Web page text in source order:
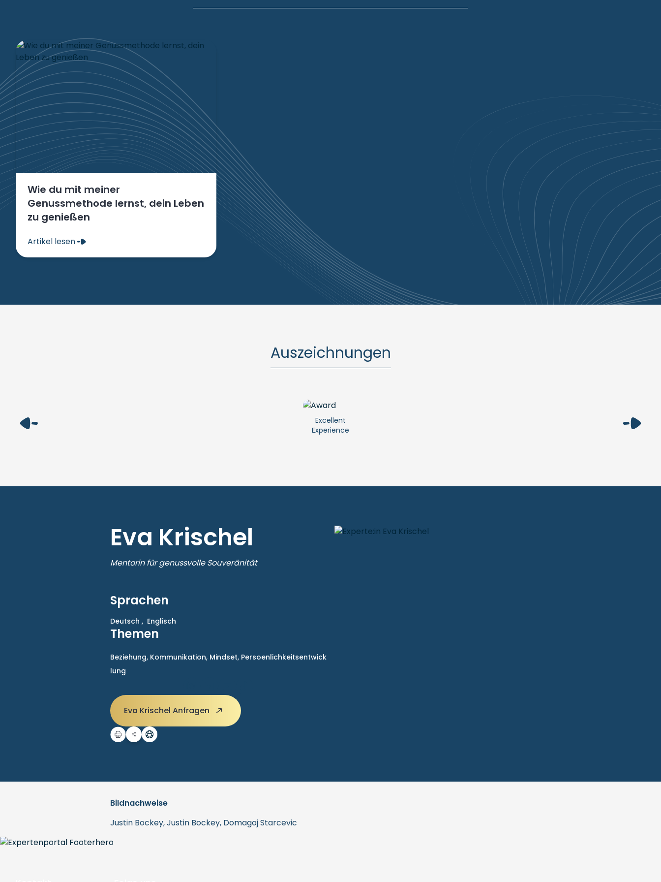
Wie du mit meiner
Genussmethode lernst, dein Leben
zu genießen
Artikel lesen
Auszeichnungen
Excellent
Experience
Eva Krischel
Mentorin für genussvolle Souveränität
Sprachen
Deutsch , Englisch
Themen
Beziehung, Kommunikation, Mindset, Persoenlichkeitsentwick
lung
Eva Krischel Anfragen
Bildnachweise
Justin Bockey, Justin Bockey, Domagoj Starcevic